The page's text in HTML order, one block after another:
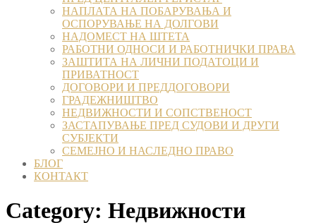
НАПЛАТА НА ПОБАРУВАЊА И
ОСПОРУВАЊЕ НА ДОЛГОВИ
НАДОМЕСТ НА ШТЕТА
РАБОТНИ ОДНОСИ И РАБОТНИЧКИ ПРАВА
ЗАШТИТА НА ЛИЧНИ ПОДАТОЦИ И
ПРИВАТНОСТ
ДОГОВОРИ И ПРЕДДОГОВОРИ
ГРАДЕЖНИШТВО
НЕДВИЖНОСТИ И СОПСТВЕНОСТ
ЗАСТАПУВАЊЕ ПРЕД СУДОВИ И ДРУГИ
СУБЈЕКТИ
СЕМЕЈНО И НАСЛЕДНО ПРАВО
БЛОГ
КОНТАКТ
Category: Недвижности